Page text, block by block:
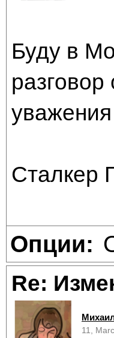
Буду в
Сталкер
Опции:
Re:
11,